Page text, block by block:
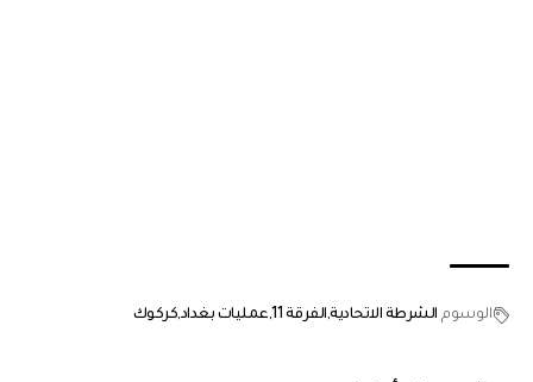
الوسوم الشرطة الاتحادية الفرقة 11 عمليات بغدادكركوك